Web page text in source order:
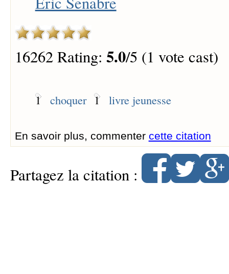
16262 Rating: 5.0/5 (1 vote cast)
1 choquer 1 livre jeunesse
En savoir plus, commenter cette citation
Partagez la citation :